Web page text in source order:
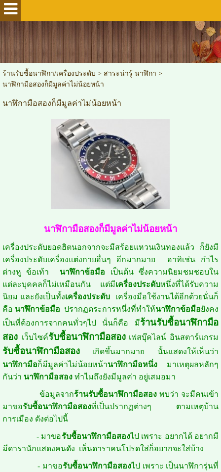
ร้านรับซื้อนาฬิกา/เครื่องประดับ > สาระน่ารู้ นาฬิกา >
นาฬิกามือสองก็มีมูลค่าไม่น้อยหน้า
นาฬิกามือสองก็มีมูลค่าไม่น้อยหน้า
นาฬิกามือสองก็มีมูลค่าไม่น้อยหน้า
เครื่องประดับยอดฮิตนอกจากจะมีสร้อยแหวนเงินทองแล้ว ก็ยังมี
เครื่องประดับเครื่องแต่งกายอื่นๆ อีกมากมาย อาทิเช่น กำไร
ต่างหู ข้อเท้า นาฬิกาข้อมือ เป็นต้น ซึ่งความนิยมชมชอบใน
แต่ละบุคคลก็ไม่เหมือนกัน แต่มีเครื่องประดับหนึ่งที่ได้รับความ
นิยม และยังเป็นทั้งเครื่องประดับ เครื่องมือใช้งานได้อีกด้วยนั่นก็
คือ นาฬิกาข้อมือ ปรากฏตระการหนึ่งที่ทำให้นาฬิกาข้อมือยังคง
เป็นที่ต้องการจากคนทั่วๆไป นั่นก็คือ มีร้านรับซื้อนาฬิกามือ
สอง เว็บไซค์รับซื้อนาฬิกามือสองเฟสบุ๊คไลน์ อินสตาร์แกรม
รับซื้อนาฬิกามือสองเกิดขึ้นมากมาย นั้นแสดงให้เห็นว่า
นาฬิกามือก็มีมูลค่าไม่น้อยหน้านาฬิกามือหนึ่ง
มาเหตุผลหลักๆ
กันว่า นาฬิกามือสองทำไมถึงยังมีมูลค่า อยู่เสมอมา
ข้อมูลจากร้านรับซื้อนาฬิกามือสอง พบว่า จะมีคนเข้า
มาขอรับซื้อนาฬิกามือสองที่เป็นปรากฏต่างๆ ตามเหตุบ้าน
การเมือง ดังต่อไปนี้
- มาขอรับซื้อนาฬิกามือสองไป เพราะ อยากได้ อยากมี
มีดารานักแสดงคนดัง เห็นดาราคนโปรดใส่ก็อยากจะใส่บ้าง
- มาขอรับซื้อนาฬิกามือสองไป เพราะ เป็นนาฬิการุ่นที่